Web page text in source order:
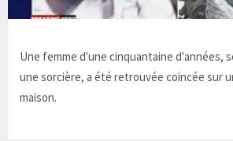
Une femme d'une cinquantaine d'années,
une sorcière, a été retrouvée coincée sur
maison.